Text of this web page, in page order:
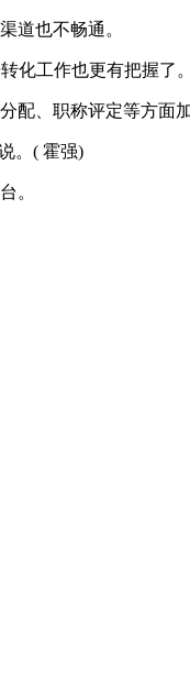
道也不畅通。
工作也更有把握了。
、职称评定等方面加
。( 霍强)
。